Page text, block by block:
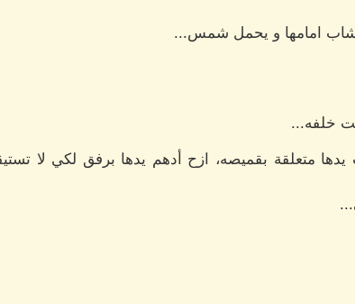
امامها و يحمل شمس...
خلفه...
متعلقة بقميصه، ازح أدهم يدها برفق لكي لا